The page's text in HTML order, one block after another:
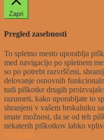
Zapri
Pregled zasebnosti
To spletno mesto uporablja
med navigacijo po spletnem
so po potrebi razvrščeni,
delovanje osnovnih
tudi piškotke drugih
razumeti, kako uporabljate to
shranjeni v vašem brskalniku
imate možnost, da se od teh
nekaterih piškotkov lahko
Necessary